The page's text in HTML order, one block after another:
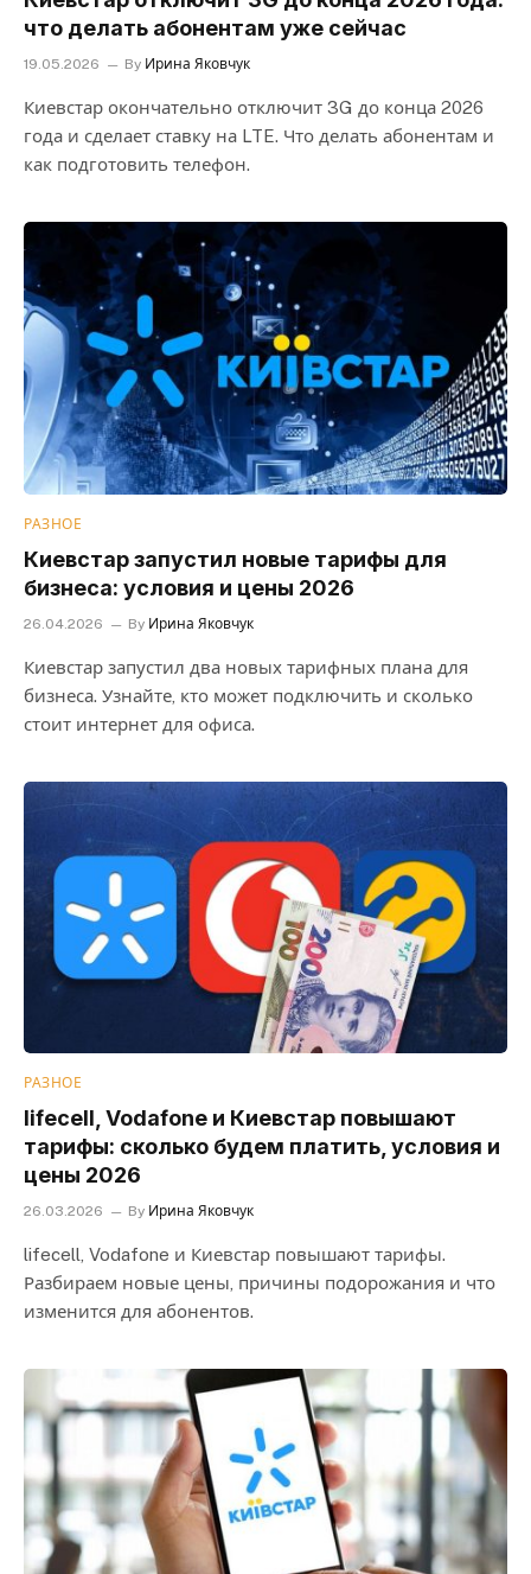
что делать абонентам уже сейчас
19.05.2026 By Ирина Яковчук
Киевстар окончательно отключит 3G до конца 2026
года и сделает ставку на LTE. Что делать абонентам и
как подготовить телефон.
РАЗНОЕ
Киевстар запустил новые тарифы для
бизнеса: условия и цены 2026
26.04.2026 By Ирина Яковчук
Киевстар запустил два новых тарифных плана для
бизнеса. Узнайте, кто может подключить и сколько
стоит интернет для офиса.
РАЗНОЕ
lifecell, Vodafone и Киевстар повышают
тарифы: сколько будем платить, условия и
цены 2026
26.03.2026 By Ирина Яковчук
lifecell, Vodafone и Киевстар повышают тарифы.
Разбираем новые цены, причины подорожания и что
изменится для абонентов.